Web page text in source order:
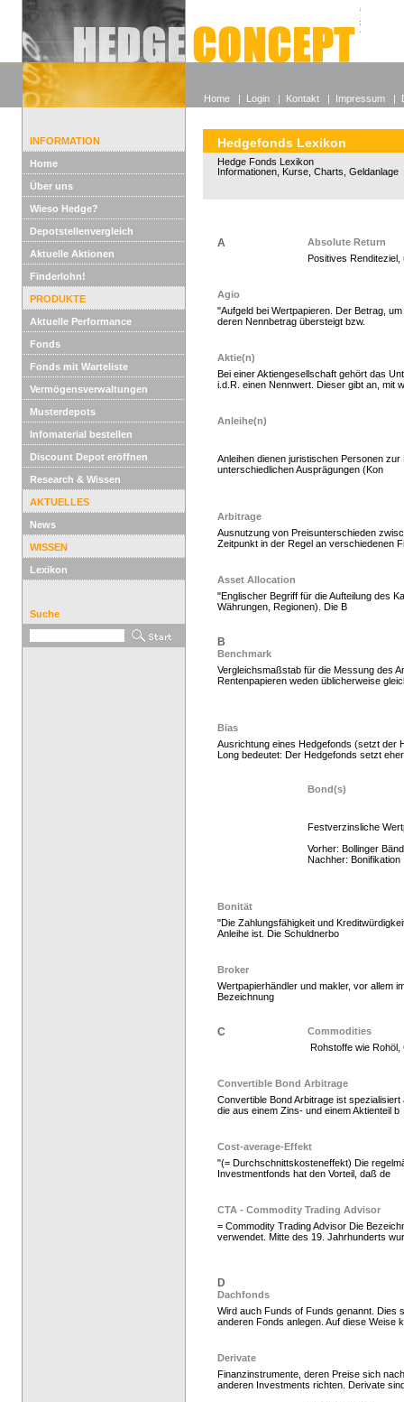
Alle
Wieso
INFORMATION
Home
Über uns
Wieso Hedge?
Depotstellenvergleich
Aktuelle Aktionen
Finderlohn!
PRODUKTE
Aktuelle Performance
Fonds
Fonds mit Warteliste
Vermögensverwaltungen
Musterdepots
Infomaterial bestellen
Discount Depot eröffnen
Research & Wissen
AKTUELLES
News
WISSEN
Lexikon
Suche
Hedgefonds Lexikon
Hedge Fonds Lexikon
Informationen, Kurse, Charts, Geldanlage
A
Absolute Return
Positives
Agio
"Aufgeld bei Wertpapieren. Der Betrag,
deren Nennbetrag übersteigt bzw.
Aktie(n)
Bei einer Aktiengesellschaft gehört das
i.d.R. einen Nennwert. Dieser gibt an, mit
Anleihe(n)
Anleihen dienen juristischen Personen
unterschiedlichen Ausprägungen (Kon
Arbitrage
Ausnutzung von Preisunterschieden
Zeitpunkt in der Regel an verschiedenen
Asset Allocation
"Englischer Begriff für die Aufteilung des
Währungen, Regionen). Die B
B
Benchmark
Vergleichsmaßstab für die Messung des
Rentenpapieren weden üblicherweise
Bias
Ausrichtung eines Hedgefonds (setzt der
Long bedeutet: Der Hedgefonds setzt
Bond(s)
Festverzinsliche
Vorher: Bollinger
Nachher: Bonifikation
Bonität
"Die Zahlungsfähigkeit und
Anleihe ist. Die Schuldnerbo
Broker
Wertpapierhändler und makler, vor allem
Bezeichnung
C
Commodities
Rohstoffe wie Rohöl,
Convertible Bond Arbitrage
Convertible Bond Arbitrage ist
die aus einem Zins- und einem Aktienteil b
Cost-average-Effekt
"(= Durchschnittskosteneffekt) Die
Investmentfonds hat den Vorteil, daß de
CTA - Commodity Trading Advisor
= Commodity Trading Advisor Die
verwendet. Mitte des 19. Jahrhunderts
D
Dachfonds
Wird auch Funds of Funds genannt. Dies
anderen Fonds anlegen. Auf diese Weise
Derivate
Finanzinstrumente, deren Preise sich
anderen Investments richten. Derivate
Home | Login | Kontakt | Impressum |